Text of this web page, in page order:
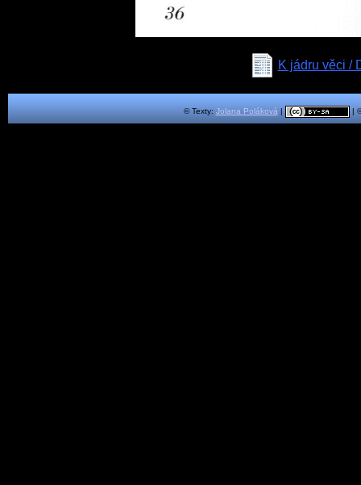
K jádru věci /
© Texty: Jolana Poláková | |